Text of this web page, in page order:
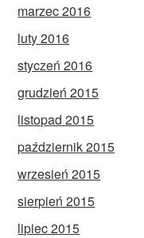
marzec 2016
luty 2016
styczeń 2016
grudzień 2015
listopad 2015
październik 2015
wrzesień 2015
sierpień 2015
lipiec 2015